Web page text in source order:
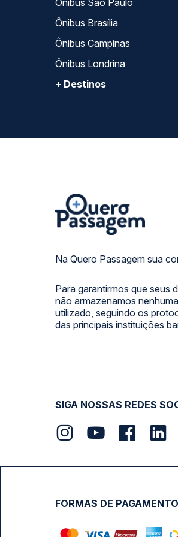
Ônibus São Paulo
Ônibus Brasília
Ônibus Campinas
Ônibus Londrina
+ Destinos
Na Quero Passagem sua
Para garantirmos que seus
não armazenamos
utilizado, seguindo os
das principais instituições
SIGA NOSSAS REDES
FORMAS DE PAGAMENTO